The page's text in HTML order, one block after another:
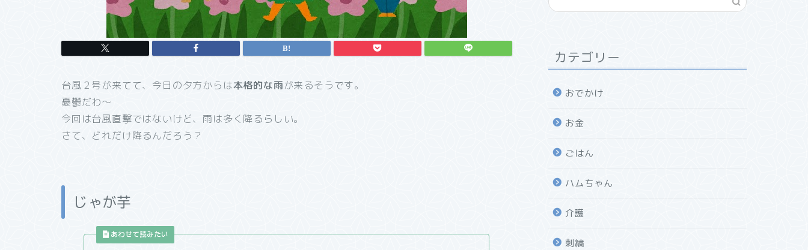
台風２号が来てて、今日の夕方からは本格的な雨が来るそうです。
憂鬱だわ～
今回は台風直撃ではないけど、雨は多く降るらしい。
さて、どれだけ降るんだろう？
じゃが芋
カテゴリー
おでかけ
お金
ごはん
ハムちゃん
介護
刺繍